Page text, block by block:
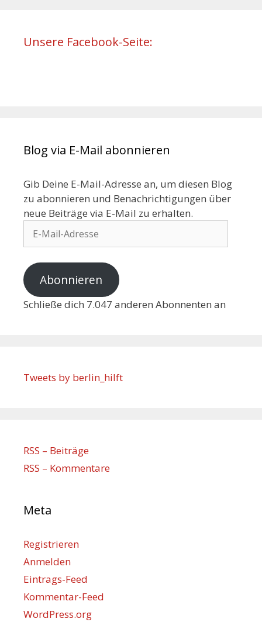
Unsere Facebook-Seite:
Blog via E-Mail abonnieren
Gib Deine E-Mail-Adresse an, um diesen Blog
zu abonnieren und Benachrichtigungen über
neue Beiträge via E-Mail zu erhalten.
Abonnieren
Schließe dich 7.047 anderen Abonnenten an
Tweets by berlin_hilft
RSS – Beiträge
RSS – Kommentare
Meta
Registrieren
Anmelden
Eintrags-Feed
Kommentar-Feed
WordPress.org